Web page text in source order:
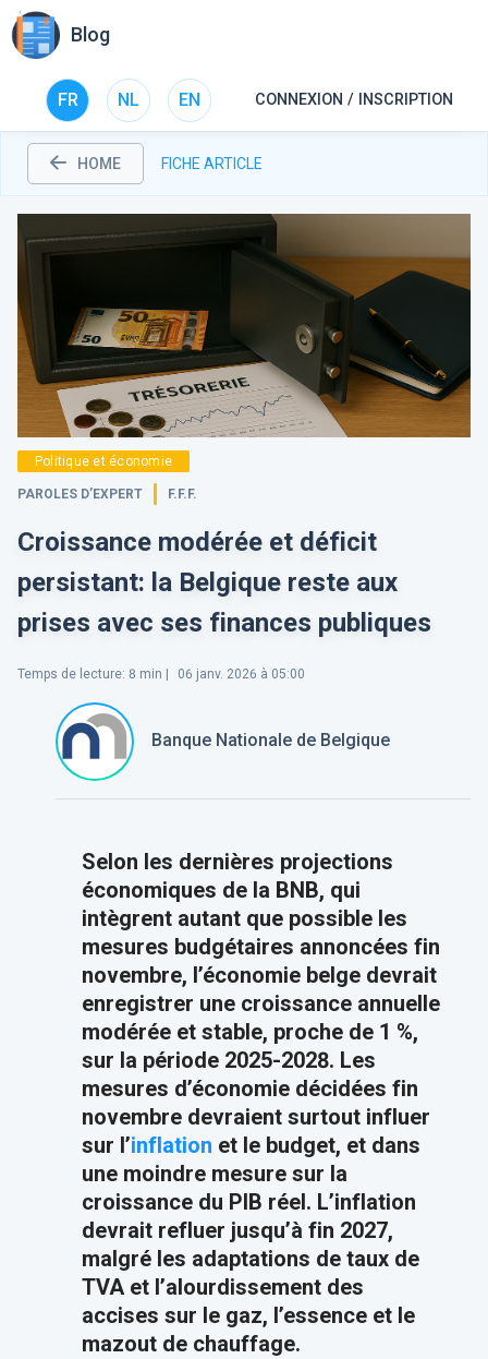
Blog
FR NL EN CONNEXION / INSCRIPTION
HOME FICHE ARTICLE
Politique et économie
PAROLES D’EXPERT F.F.F.
Croissance modérée et déficit
persistant: la Belgique reste aux
prises avec ses finances publiques
Temps de lecture: 8 min | 06 janv. 2026 à 05:00
Banque Nationale de Belgique
Selon les dernières projections
économiques de la BNB, qui
intègrent autant que possible les
mesures budgétaires annoncées fin
novembre, l’économie belge devrait
enregistrer une croissance annuelle
modérée et stable, proche de 1 %,
sur la période 2025-2028. Les
mesures d’économie décidées fin
novembre devraient surtout influer
sur l’inflation et le budget, et dans
une moindre mesure sur la
croissance du PIB réel. L’inflation
devrait refluer jusqu’à fin 2027,
malgré les adaptations de taux de
TVA et l’alourdissement des
accises sur le gaz, l’essence et le
mazout de chauffage.